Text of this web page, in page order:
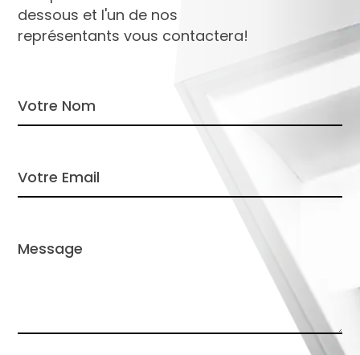
dessous et l'un de nos
représentants vous contactera!